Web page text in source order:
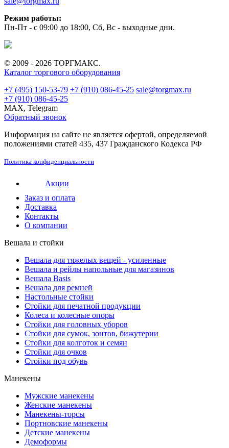
Режим работы:
Пн-Пт - с 09:00 до 18:00, Сб, Вс - выходные дни.
© 2009 - 2026 ТОРГМАКС.
Каталог торгового оборудования
+7 (495) 150-53-79 +7 (910) 086-45-25 sale@torgmax.ru
+7 (910) 086-45-25
MAX, Telegram
Обратный звонок
Информация на сайте не является офертой, определяемой
положениями статей 435, 437 Гражданского Кодекса РФ
Политика конфиденциальности
Акции
Заказ и оплата
Доставка
Контакты
О компании
Вешала и стойки
Вешала для тяжелых вещей - усиленные
Вешала и рейлы напольные для магазинов
Вешала Basis
Вешала для ремней
Настольные стойки
Стойки для печатной продукции
Колеса и колесные опоры
Стойки для головных уборов
Стойки для сумок, зонтов, бижутерии
Стойки для колготок и семян
Стойки для очков
Стойки под обувь
Манекены
Мужские манекены
Женские манекены
Манекены-торсы
Портновские манекены
Детские манекены
Демоформы